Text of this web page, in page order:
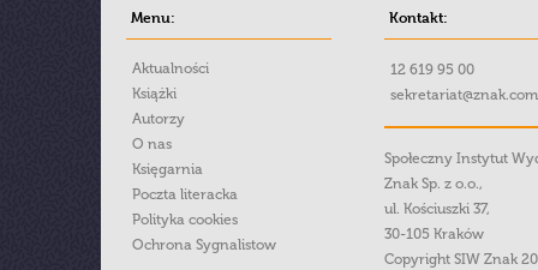
Menu:
Aktualności
Książki
Autorzy
O nas
Księgarnia
Poczta literacka
Polityka cookies
Ochrona Sygnalistow
Kontakt:
12 619 95 00
Społeczny Instytut
Znak Sp. z o.o.,
ul. Kościuszki 37,
30-105 Kraków
Copyright SIW Znak